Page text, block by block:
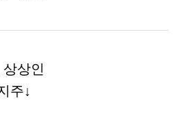
상인
주↓